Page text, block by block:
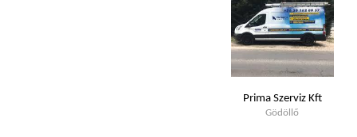
Prima Szerviz Kft
Gödöllő